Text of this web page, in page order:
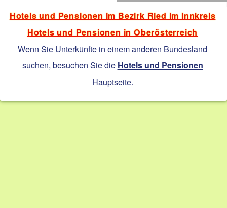
Hotels und Pensionen im Bezirk Ried im Innkreis
Hotels und Pensionen in Oberösterreich
Wenn Sie Unterkünfte in einem anderen Bundesland
suchen, besuchen Sie die Hotels und Pensionen
Hauptseite.